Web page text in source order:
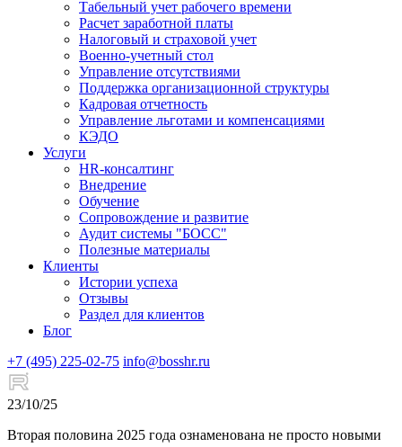
Табельный учет рабочего времени
Расчет заработной платы
Налоговый и страховой учет
Военно-учетный стол
Управление отсутствиями
Поддержка организационной структуры
Кадровая отчетность
Управление льготами и компенсациями
КЭДО
Услуги
HR-консалтинг
Внедрение
Обучение
Сопровождение и развитие
Аудит системы "БОСС"
Полезные материалы
Клиенты
Истории успеха
Отзывы
Раздел для клиентов
Блог
+7 (495) 225-02-75 info@bosshr.ru
23/10/25
Вторая половина 2025 года ознаменована не просто новыми